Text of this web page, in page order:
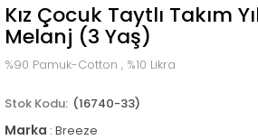
Kız Çocuk Taytlı Takım
Melanj (3 Yaş)
%90 Pamuk-Cotton , %10 Likra
(16740-33)
Marka : Breeze